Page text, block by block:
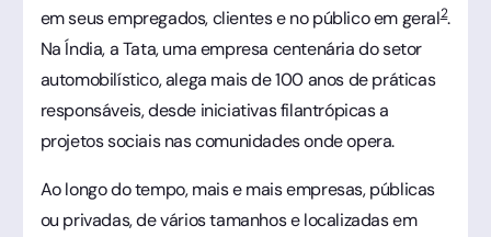
em seus empregados, clientes e no público em geral2.
Na Índia, a Tata, uma empresa centenária do setor
automobilístico, alega mais de 100 anos de práticas
responsáveis, desde iniciativas filantrópicas a
projetos sociais nas comunidades onde opera.
Ao longo do tempo, mais e mais empresas, públicas
ou privadas, de vários tamanhos e localizadas em